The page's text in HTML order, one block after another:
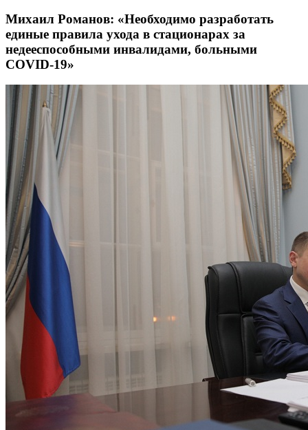
Михаил Романов: «Необходимо разработать
единые правила ухода в стационарах за
недееспособными инвалидами, больными
COVID-19»